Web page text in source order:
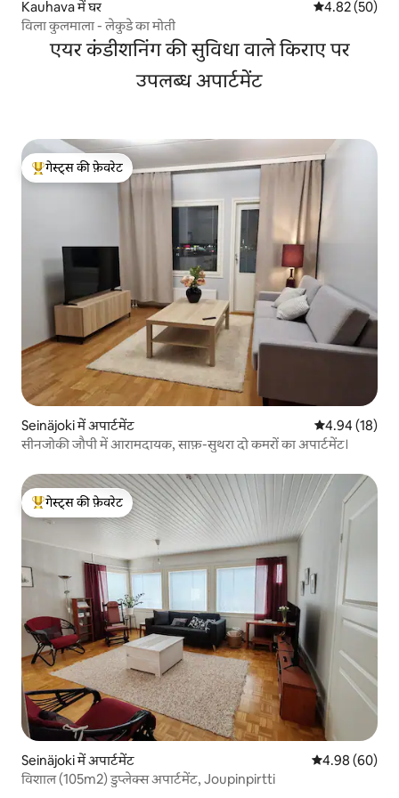
Kauhava में घर औसत रेटिंग 5 में
4.82 (50)
विला कुलमाला - लेकुडे का मोती
एयर कंडीशनिंग की सुविधा वाले किराए पर
उपलब्ध अपार्टमेंट
गेस्ट्स का टॉप फ़ेवरेट
गेस्ट्स की फ़ेवरेट
Seinäjoki में अपार्टमेंट औसत रेटिंग 5 में
4.94 (18)
सीनजोकी जौपी में आरामदायक, साफ़-सुथरा दो कमरों का अपार्टमेंट।
गेस्ट्स का टॉप फ़ेवरेट
गेस्ट्स की फ़ेवरेट
Seinäjoki में अपार्टमेंट औसत रेटिंग 5 में
4.98 (60)
विशाल (105m2) डुप्लेक्स अपार्टमेंट, Joupinpirtti